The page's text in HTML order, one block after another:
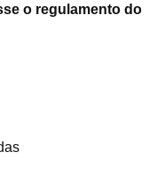
o regulamento do